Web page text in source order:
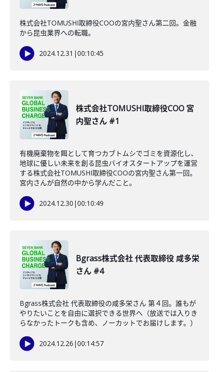
株式会社TOMUSHI取締役COOの宮内聖さん第二回。金融
から昆虫業界への転職。
2024.12.31 |00:10:45
株式会社TOMUSHI取締役COO 宮
内聖さん #1
有機廃棄物を餌として育つカブトムシでゴミを資源化し、
地球に優しい未来を創る昆虫バイオスタートアップを運営
する株式会社TOMUSHI取締役COOの宮内聖さん第一回。
宮内さんが自然の中から学んだこと。
2024.12.30 |00:10:49
Bgrass株式会社 代表取締役 咸多栄
さん #4
Bgrass株式会社 代表取締役の咸多栄さん 第４回。誰もが
やりたいことを自由に選択できる世界へ（放送では入りき
らなかったトークも含め、ノーカットでお届けします。）
2024.12.26 |00:14:57